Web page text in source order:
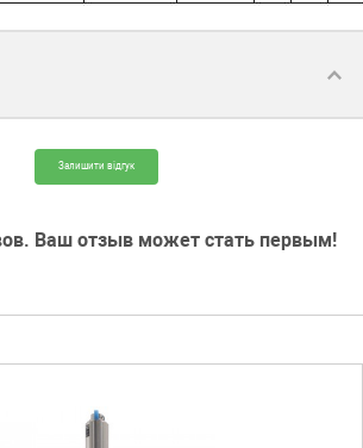
Залишити відгук
Ваш отзыв может стать первым!